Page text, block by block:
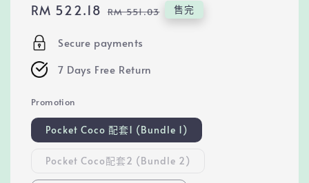
Sale
RM 522.18 Regular
RM 551.03 售完
Secure payments
7 Days Free Return
Promotion
Pocket Coco 配套1 (Bundle 1)
Pocket Coco配套2 (Bundle 2)